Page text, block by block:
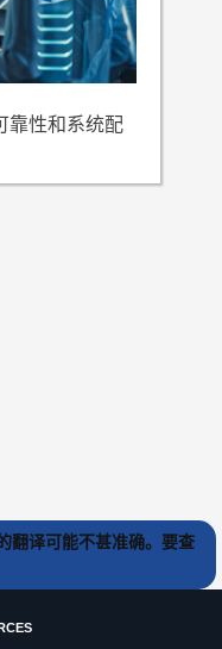
靠性和系统配
翻译可能不甚准确。要查